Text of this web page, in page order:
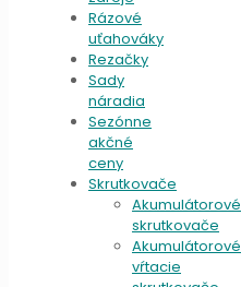
Rázové
uťahováky
Rezačky
Sady
náradia
Sezónne
akčné
ceny
Skrutkovače
Akumulátorové
skrutkovače
Akumulátorové
vŕtacie